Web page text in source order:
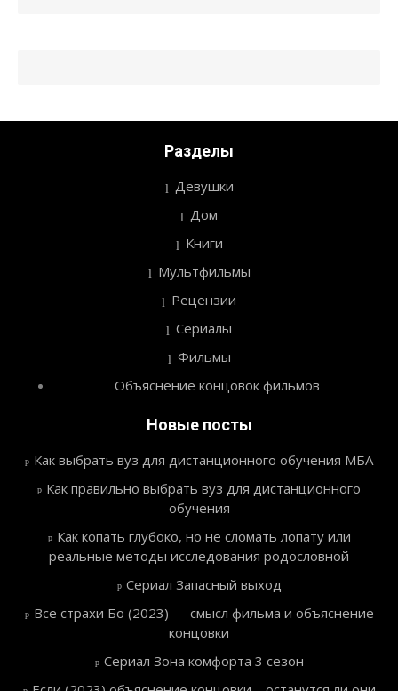
Разделы
Девушки
Дом
Книги
Мультфильмы
Рецензии
Сериалы
Фильмы
Объяснение концовок фильмов
Новые посты
Как выбрать вуз для дистанционного обучения МБА
Как правильно выбрать вуз для дистанционного
обучения
Как копать глубоко, но не сломать лопату или
реальные методы исследования родословной
Сериал Запасный выход
Все страхи Бо (2023) — смысл фильма и объяснение
концовки
Сериал Зона комфорта 3 сезон